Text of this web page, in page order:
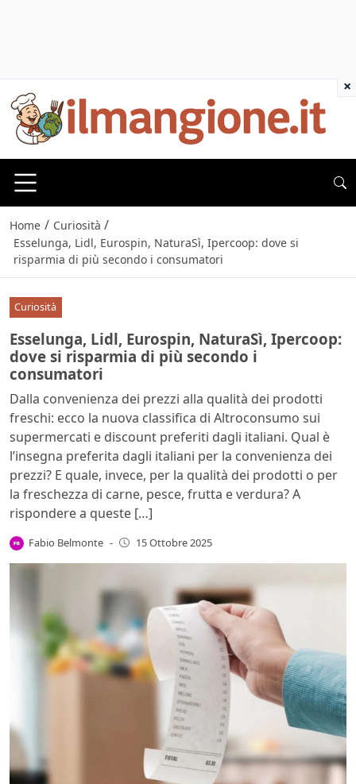
Home / Curiosità /
Esselunga, Lidl, Eurospin, NaturaSì, Ipercoop: dove si
risparmia di più secondo i consumatori
Curiosità
Esselunga, Lidl, Eurospin, NaturaSì, Ipercoop:
dove si risparmia di più secondo i
consumatori
Dalla convenienza dei prezzi alla qualità dei prodotti
freschi: ecco la nuova classifica di Altroconsumo sui
supermercati e discount preferiti dagli italiani. Qual è
l’insegna preferita dagli italiani per la convenienza dei
prezzi? E quale, invece, per la qualità dei prodotti o per
la freschezza di carne, pesce, frutta e verdura? A
rispondere a queste […]
Fabio Belmonte - 15 Ottobre 2025
×